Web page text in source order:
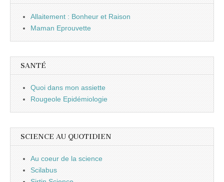
Allaitement : Bonheur et Raison
Maman Eprouvette
SANTÉ
Quoi dans mon assiette
Rougeole Epidémiologie
SCIENCE AU QUOTIDIEN
Au coeur de la science
Scilabus